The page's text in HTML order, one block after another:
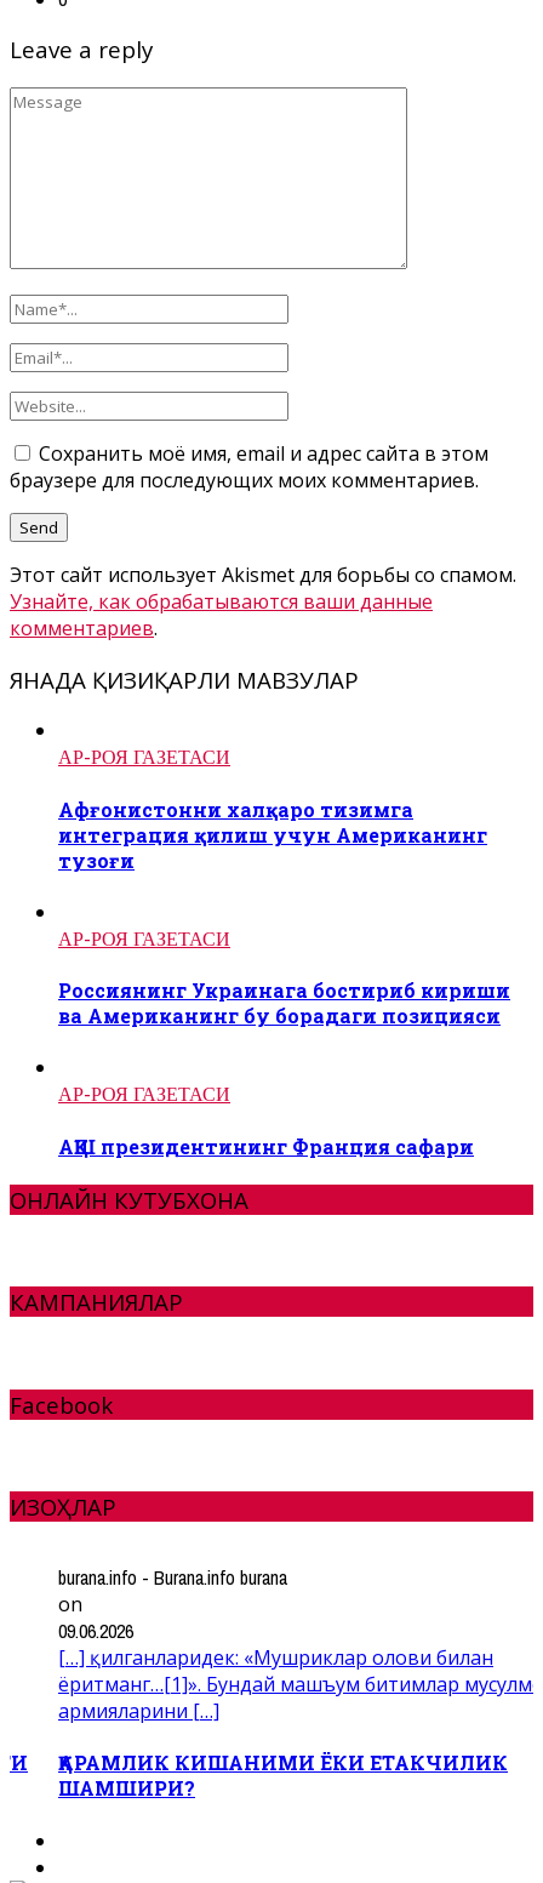
Leave a reply
Сохранить моё имя, email и адрес сайта в этом
браузере для последующих моих комментариев.
Этот сайт использует Akismet для борьбы со спамом.
Узнайте, как обрабатываются ваши данные
комментариев.
ЯНАДА ҚИЗИҚАРЛИ МАВЗУЛАР
АР-РОЯ ГАЗЕТАСИ
Афғонистонни халқаро тизимга
интеграция қилиш учун Американинг
тузоғи
АР-РОЯ ГАЗЕТАСИ
Россиянинг Украинага бостириб кириши
ва Американинг бу борадаги позицияси
АР-РОЯ ГАЗЕТАСИ
АҚШ президентининг Франция сафари
ОНЛАЙН КУТУБХОНА
КАМПАНИЯЛАР
Facebook
ИЗОҲЛАР
burana.info - Burana.info burana
on
09.06.2026
[…] қилганларидек: «Мушриклар олови билан
ёритманг…[1]». Бундай машъум битимлар
армияларини […]
ҚАРАМЛИК КИШАНИМИ ЁКИ ЕТАКЧИЛИК
ШАМШИРИ?